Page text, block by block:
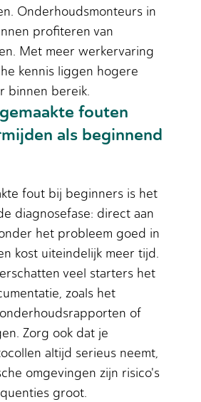
Onderhoudsmonteurs in
profiteren van
Met meer werkervaring
kennis liggen hogere
binnen bereik.
fouten
als beginnend
fout bij beginners is het
diagnosefase: direct aan
het probleem goed in
kost uiteindelijk meer tijd.
veel starters het
zoals het
of
Zorg ook dat je
altijd serieus neemt,
omgevingen zijn risico's
groot.